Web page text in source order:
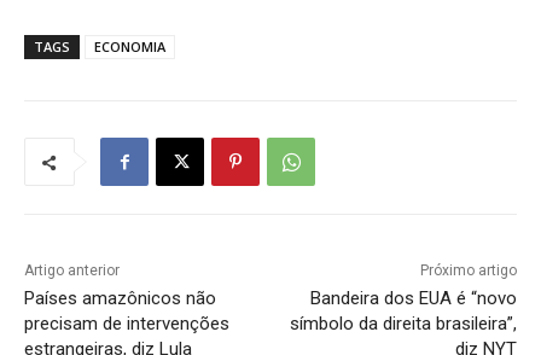
TAGS ECONOMIA
Artigo anterior
Países amazônicos não
precisam de intervenções
estrangeiras, diz Lula
Próximo artigo
Bandeira dos EUA é “novo
símbolo da direita brasileira”,
diz NYT